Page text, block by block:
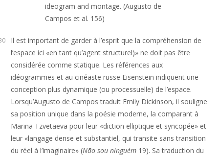
ideogram and montage. (Augusto de
Campos et al. 156)
Il est important de garder à l’esprit que la compréhension de
l’espace ici «en tant qu’agent structurel)» ne doit pas être
considérée comme statique. Les références aux
idéogrammes et au cinéaste russe Eisenstein indiquent une
conception plus dynamique (ou processuelle) de l’espace.
Lorsqu’Augusto de Campos traduit Emily Dickinson, il souligne
sa position unique dans la poésie moderne, la comparant à
Marina Tzvetaeva pour leur «diction elliptique et syncopée» et
leur «langage dense et substantiel, qui transite sans transition
du réel à l’imaginaire» (Não sou ninguém 19). Sa traduction du